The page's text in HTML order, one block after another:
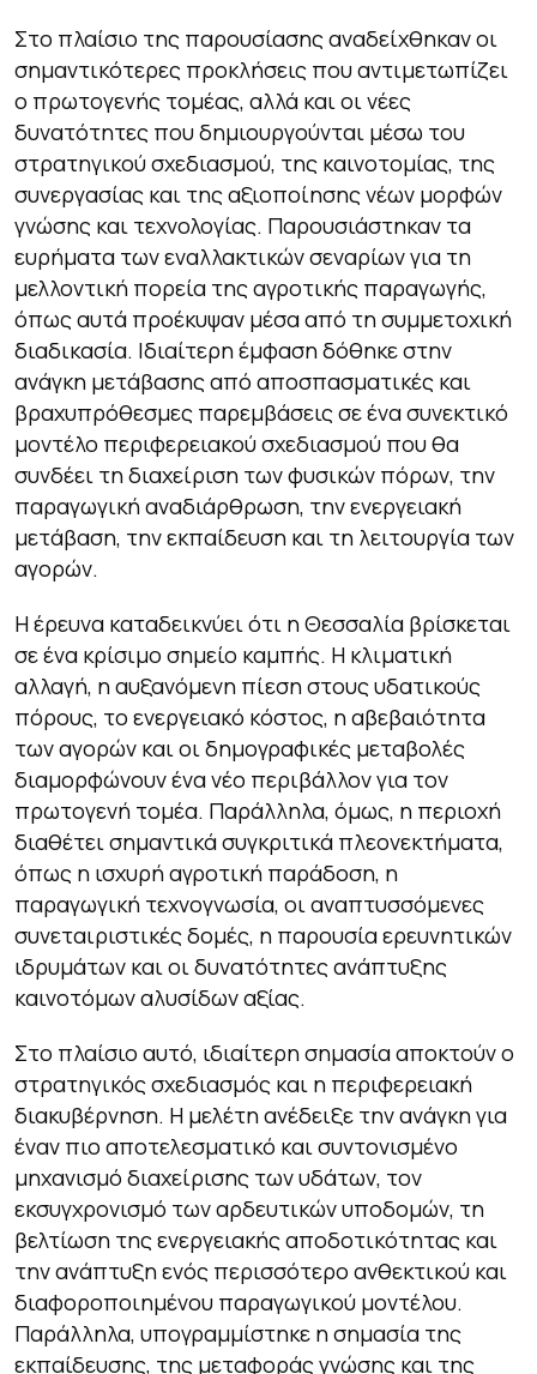
Στο πλαίσιο της παρουσίασης αναδείχθηκαν οι
σημαντικότερες προκλήσεις που αντιμετωπίζει
ο πρωτογενής τομέας, αλλά και οι νέες
δυνατότητες που δημιουργούνται μέσω του
στρατηγικού σχεδιασμού, της καινοτομίας, της
συνεργασίας και της αξιοποίησης νέων μορφών
γνώσης και τεχνολογίας. Παρουσιάστηκαν τα
ευρήματα των εναλλακτικών σεναρίων για τη
μελλοντική πορεία της αγροτικής παραγωγής,
όπως αυτά προέκυψαν μέσα από τη συμμετοχική
διαδικασία. Ιδιαίτερη έμφαση δόθηκε στην
ανάγκη μετάβασης από αποσπασματικές και
βραχυπρόθεσμες παρεμβάσεις σε ένα συνεκτικό
μοντέλο περιφερειακού σχεδιασμού που θα
συνδέει τη διαχείριση των φυσικών πόρων, την
παραγωγική αναδιάρθρωση, την ενεργειακή
μετάβαση, την εκπαίδευση και τη λειτουργία των
αγορών.
Η έρευνα καταδεικνύει ότι η Θεσσαλία βρίσκεται
σε ένα κρίσιμο σημείο καμπής. Η κλιματική
αλλαγή, η αυξανόμενη πίεση στους υδατικούς
πόρους, το ενεργειακό κόστος, η αβεβαιότητα
των αγορών και οι δημογραφικές μεταβολές
διαμορφώνουν ένα νέο περιβάλλον για τον
πρωτογενή τομέα. Παράλληλα, όμως, η περιοχή
διαθέτει σημαντικά συγκριτικά πλεονεκτήματα,
όπως η ισχυρή αγροτική παράδοση, η
παραγωγική τεχνογνωσία, οι αναπτυσσόμενες
συνεταιριστικές δομές, η παρουσία ερευνητικών
ιδρυμάτων και οι δυνατότητες ανάπτυξης
καινοτόμων αλυσίδων αξίας.
Στο πλαίσιο αυτό, ιδιαίτερη σημασία αποκτούν ο
στρατηγικός σχεδιασμός και η περιφερειακή
διακυβέρνηση. Η μελέτη ανέδειξε την ανάγκη για
έναν πιο αποτελεσματικό και συντονισμένο
μηχανισμό διαχείρισης των υδάτων, τον
εκσυγχρονισμό των αρδευτικών υποδομών, τη
βελτίωση της ενεργειακής αποδοτικότητας και
την ανάπτυξη ενός περισσότερο ανθεκτικού και
διαφοροποιημένου παραγωγικού μοντέλου.
Παράλληλα, υπογραμμίστηκε η σημασία της
εκπαίδευσης, της μεταφοράς γνώσης και της